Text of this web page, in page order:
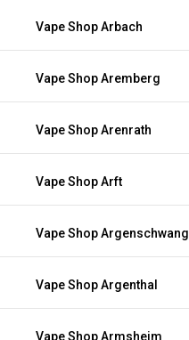
Vape Shop Arbach
Vape Shop Aremberg
Vape Shop Arenrath
Vape Shop Arft
Vape Shop Argenschwang
Vape Shop Argenthal
Vape Shop Armsheim